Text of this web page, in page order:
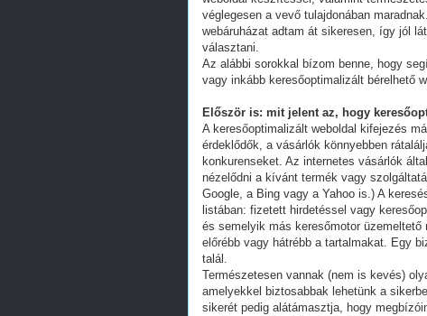
véglegesen a vevő tulajdonában
webáruházat adtam át sikeresen, így jól
választani.
Az alábbi sorokkal bízom benne, hogy
vagy inkább keresőoptimalizált bérelhető
Először is: mit jelent az, hogy
A keresőoptimalizált weboldal kifejezés
érdeklődők, a vásárlók könnyebben
konkurenseket. Az internetes vásárlók
nézelődni a kívánt termék vagy
Google, a Bing vagy a Yahoo is.) A
listában: fizetett hirdetéssel vagy
és semelyik más keresőmotor
előrébb vagy hátrébb a tartalmakat. Egy
talál.
Természetesen vannak (nem is kevés)
amelyekkel biztosabbak lehetünk a
sikerét pedig alátámasztja, hogy